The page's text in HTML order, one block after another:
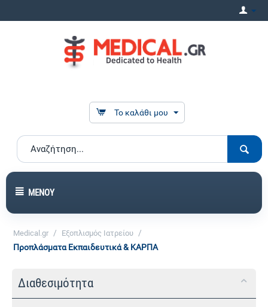
Το καλάθι μου
ΜΕΝΟΎ
Medical.gr / Εξοπλισμός Ιατρείου /
Προπλάσματα Εκπαιδευτικά & ΚΑΡΠΑ
Διαθεσιμότητα